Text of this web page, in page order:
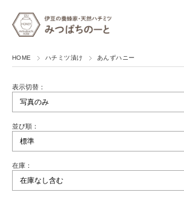
HOME ハチミツ漬け あんずハニー
表示切替：
並び順：
在庫：